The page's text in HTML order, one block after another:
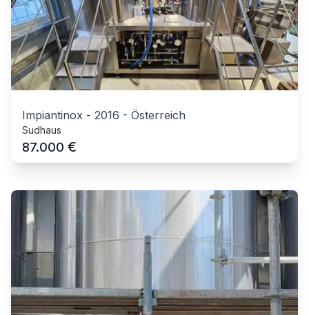
Impiantinox - 2016 - Österreich
Sudhaus
87.000 €